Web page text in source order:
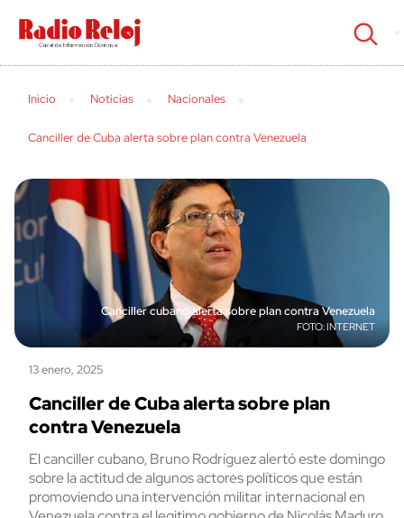
cerrar
Inicio Noticias Nacionales
Canciller de Cuba alerta sobre plan contra Venezuela
Canciller cubano alerta sobre plan contra Venezuela
INTERNET
13 enero, 2025
Canciller de Cuba alerta sobre plan
contra Venezuela
El canciller cubano, Bruno Rodríguez alertó este domingo
sobre la actitud de algunos actores políticos que están
promoviendo una intervención militar internacional en